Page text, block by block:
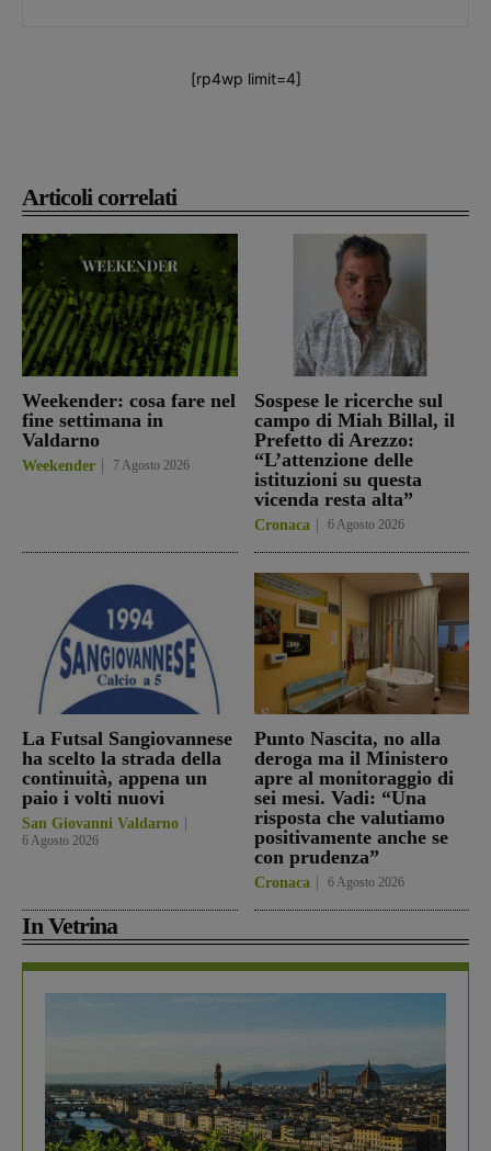
Articoli correlati
Weekender: cosa fare nel
fine settimana in
Valdarno
Weekender 7 Agosto 2026
Sospese le ricerche sul
campo di Miah Billal, il
Prefetto di Arezzo:
“L’attenzione delle
istituzioni su questa
vicenda resta alta”
Cronaca 6 Agosto 2026
La Futsal Sangiovannese
ha scelto la strada della
continuità, appena un
paio i volti nuovi
San Giovanni Valdarno
6 Agosto 2026
Punto Nascita, no alla
deroga ma il Ministero
apre al monitoraggio di
sei mesi. Vadi: “Una
risposta che valutiamo
positivamente anche se
con prudenza”
Cronaca 6 Agosto 2026
In Vetrina
[rp4wp limit=4]